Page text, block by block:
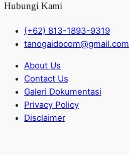
Hubungi Kami
(+62) 813-1893-9319
tanogaidocom@gmail.com
About Us
Contact Us
Galeri Dokumentasi
Privacy Policy
Disclaimer